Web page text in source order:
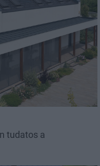
tudatos a